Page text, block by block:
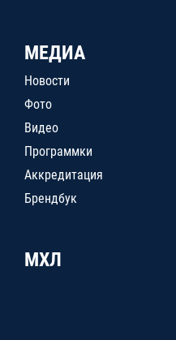
МЕДИА
Новости
Фото
Видео
Программки
Аккредитация
Брендбук
МХЛ